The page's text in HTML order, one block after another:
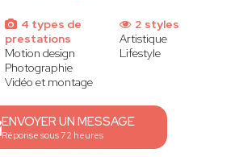
4 types de
prestations
Motion design
Photographie
Vidéo et montage
2 styles
Artistique
Lifestyle
ENVOYER UN MESSAGE
Réponse sous 72 heures